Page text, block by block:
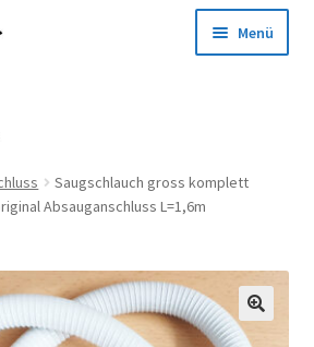
Menü
Saugschlauch gross komplett
Absauganschluss L=1,6m